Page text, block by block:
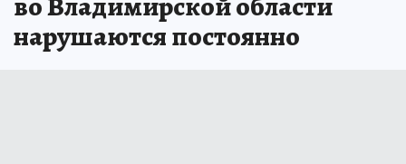
нарушаются постоянно